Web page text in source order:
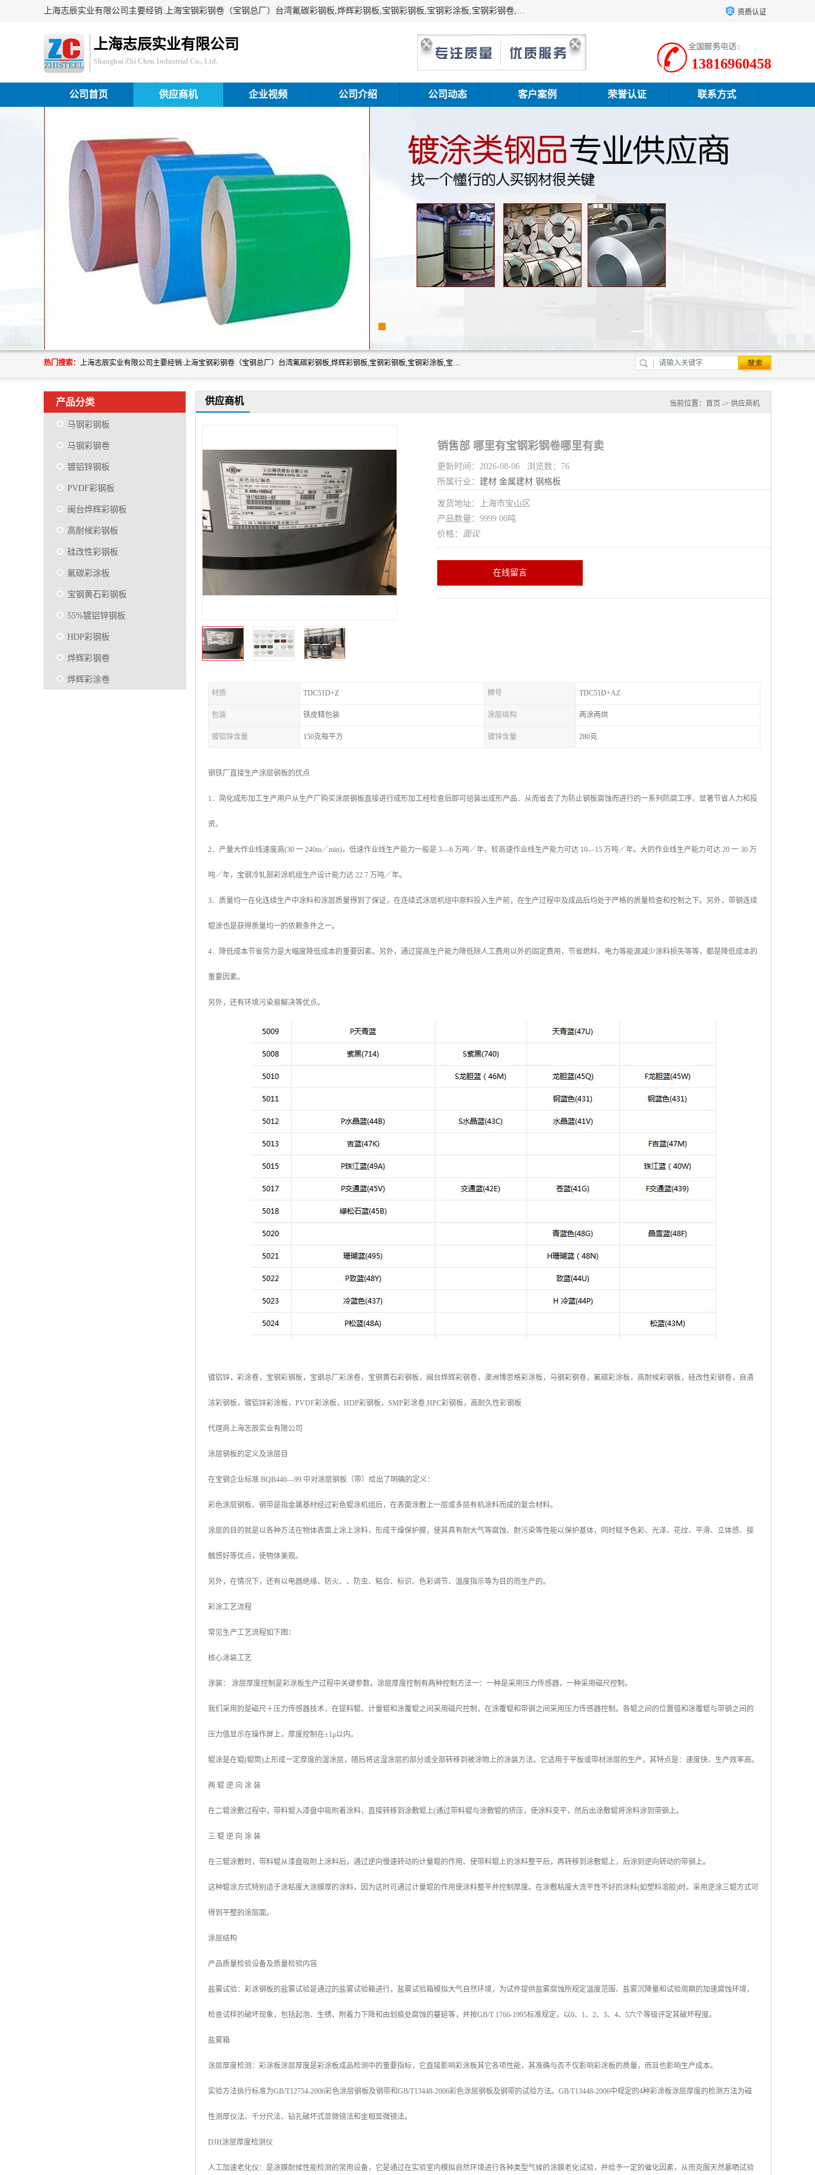
上海志辰实业有限公司主要经销:上海宝钢彩钢卷（宝钢总厂）台湾氟碳彩钢板,烨辉彩钢板,宝钢彩钢板,宝钢彩涂板,宝钢彩钢卷,马钢彩钢板,马钢彩钢卷,镀铝锌钢板,PVDF彩钢板,台湾烨辉彩钢板,高耐候彩钢板,硅改性彩钢板,规格齐全。 资质认证
上海志辰实业有限公司
Shanghai Zhi Chen Industrial Co., Ltd. 13816960458
公司首页 供应商机 企业视频 公司介绍 公司动态 客户案例 荣誉认证 联系方式
热门搜索： 上海志辰实业有限公司主要经销:上海宝钢彩钢卷（宝钢总厂）台湾氟碳彩钢板,烨辉彩钢板,宝钢彩钢板,宝钢彩涂板,宝钢彩钢卷,马钢彩钢板,马钢彩钢卷,镀铝锌钢板,PVDF彩钢板,台湾烨辉彩钢板,高耐候彩钢板,硅改性彩钢板,规格齐全。
产品分类
马钢彩钢板
马钢彩钢卷
镀铝锌钢板
PVDF彩钢板
闽台烨辉彩钢板
高耐候彩钢板
硅改性彩钢板
氟碳彩涂板
宝钢黄石彩钢板
55%镀铝锌钢板
HDP彩钢板
烨辉彩钢卷
烨辉彩涂卷
供应商机 当前位置： 首页 -> 供应商机
销售部 哪里有宝钢彩钢卷哪里有卖
更新时间：2026-08-06 浏览数：76
所属行业： 建材 金属建材 钢格板
发货地址：上海市宝山区
产品数量：9999.00吨
价格： 面议
在线留言
材质 TDC51D+Z 牌号 TDC51D+AZ
包装 铁皮精包装 涂层结构 两涂两烘
镀铝锌含量 150克每平方 镀锌含量 280克
钢铁厂直接生产涂层钢板的优点
1．简化成形加工生产用户从生产厂购买涂层钢板直接进行成形加工经检查后即可组装出成形产品．从而省去了为防止钢板腐蚀而进行的一系列防腐工序，显著节省人力和投
资。
2．产量大作业线速度高(30 一 240m／min)，低速作业线生产能力一般是 3—6 万吨／年，较高速作业线生产能力可达 10—15 万吨／年。大的作业线生产能力可达 20 一 30 万
吨／年，宝钢冷轧部彩涂机组生产设计能力达 22.7 万吨／年。
3．质量均一在化连续生产中涂料和涂层质量得到了保证，在连续式涂层机组中原料投入生产前，在生产过程中及成品后均处于严格的质量检查和控制之下。另外，带钢连续
辊涂也是获得质量均一的依赖条件之一。
4．降低成本节省劳力是大幅度降低成本的重要因素。另外，通过提高生产能力降低除人工费用以外的固定费用，节省燃料、电力等能源减少涂料损失等等，都是降低成本的
重要因素。
另外，还有环境污染易解决等优点。
镀铝锌，彩涂卷，宝钢彩钢板，宝钢总厂彩涂卷，宝钢黄石彩钢板，闽台烨辉彩钢卷，澳洲博思格彩涂板，马钢彩钢卷，氟碳彩涂板，高耐候彩钢板，硅改性彩钢卷，自清
洁彩钢板，镀铝锌彩涂板，PVDF彩涂板，HDP彩钢板，SMP彩涂卷,HPC彩钢板，高耐久性彩钢板
代理商上海志辰实业有限公司
涂层钢板的定义及涂层目
在宝钢企业标准 BQB440—99 中对涂层钢板（带）给出了明确的定义：
彩色涂层钢板、钢带是指金属基材经过彩色辊涂机组后，在表面涂敷上一层或多层有机涂料而成的复合材料。
涂层的目的就是以各种方法在物体表面上涂上涂料，形成干燥保护膜，使其具有耐大气等腐蚀、耐污染等性能以保护基体，同时赋予色彩、光泽、花纹、平滑、立体感、接
触感好等优点，使物体美观。
另外，在情况下，还有以电器绝缘、防火、、防虫、粘合、标识、色彩调节、温度指示等为目的而生产的。
彩涂工艺流程
常见生产工艺流程如下图：
核心涂装工艺
涂装： 涂层厚度控制是彩涂板生产过程中关键参数。涂层厚度控制有两种控制方法一：一种是采用压力传感器，一种采用磁尺控制。
我们采用的是磁尺＋压力传感器技术，在提料辊、计量辊和涂覆辊之间采用磁尺控制，在涂覆辊和带钢之间采用压力传感器控制。各辊之间的位置值和涂覆辊与带钢之间的
压力值显示在操作屏上，厚度控制在±1μ以内。
辊涂是在辊(辊筒)上形成一定厚度的湿涂层，随后将这湿涂层的部分或全部转移到被涂物上的涂装方法。它适用于平板或带材涂层的生产，其特点是：速度快、生产效率高。
两 辊 逆 向 涂 装
在二辊涂敷过程中，带料辊入漆盘中吸附着涂料，直接转移到涂敷辊上(通过带料辊与涂敷辊的挤压，使涂料变平，然后出涂敷辊将涂料涂到带钢上。
三 辊 逆 向 涂 装
在三辊涂敷时，带料辊从漆盘吸附上涂料后，通过逆向慢速转动的计量辊的作用、使带料辊上的涂料整平后，再转移到涂敷辊上，后涂到逆向转动的带钢上。
这种辊涂方式特别适于涂粘度大涂膜厚的涂料，因为这时可通过计量辊的作用使涂料整平并控制厚度。在涂敷粘度大流平性不好的涂料(如塑料溶胶)时。采用逆涂三辊方式可
得到平整的涂层面。
涂层结构
产品质量检验设备及质量检验内容
盐雾试验：彩涂钢板的盐雾试验是通过的盐雾试验箱进行，盐雾试验箱模拟大气自然环境，为试件提供盐雾腐蚀所规定温度范围、盐雾沉降量和试验周期的加速腐蚀环境，
检查试样的破坏现象，包括起泡、生锈、附着力下降和由划痕处腐蚀的蔓延等，并按GB/T 1766-1995标准规定，以0、1、2、3、4、5六个等级评定其破坏程度。
盐雾箱
涂层厚度检测：彩涂板涂层厚度是彩涂板成品检测中的重要指标，它直接影响彩涂板其它各项性能，其准确与否不仅影响彩涂板的质量，而且也影响生产成本。
实验方法执行标准为GB/T12754-2006彩色涂层钢板及钢带和GB/T13448-2006彩色涂层钢板及钢带的试验方法。GB/T13448-2006中规定的4种彩涂板涂层厚度的检测方法为磁
性测厚仪法、千分尺法、钻孔破坏式显微镜法和金相显微镜法。
DJH涂层厚度检测仪
人工加速老化仪：是涂膜耐候性能检测的常用设备，它是通过在实验室内模拟自然环境进行各种类型气候的涂膜老化试验，并给予一定的催化因素，从而克服天然暴晒试验